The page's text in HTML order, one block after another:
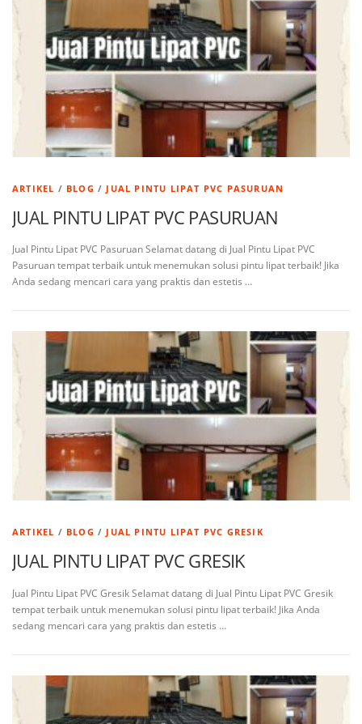
ARTIKEL / BLOG / JUAL PINTU LIPAT PVC PASURUAN
JUAL PINTU LIPAT PVC PASURUAN
Jual Pintu Lipat PVC Pasuruan Selamat datang di Jual Pintu Lipat PVC
Pasuruan tempat terbaik untuk menemukan solusi pintu lipat terbaik! Jika
Anda sedang mencari cara yang praktis dan estetis …
ARTIKEL / BLOG / JUAL PINTU LIPAT PVC GRESIK
JUAL PINTU LIPAT PVC GRESIK
Jual Pintu Lipat PVC Gresik Selamat datang di Jual Pintu Lipat PVC Gresik
tempat terbaik untuk menemukan solusi pintu lipat terbaik! Jika Anda
sedang mencari cara yang praktis dan estetis …